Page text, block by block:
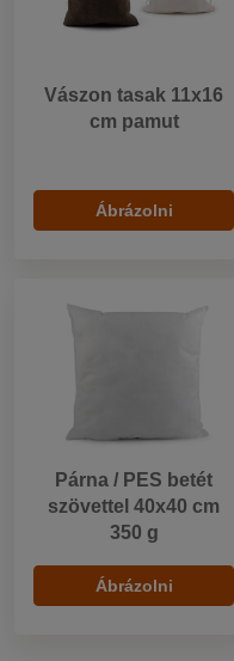
Vászon tasak 11x16
cm pamut
Ábrázolni
Párna / PES betét
szövettel 40x40 cm
350 g
Ábrázolni